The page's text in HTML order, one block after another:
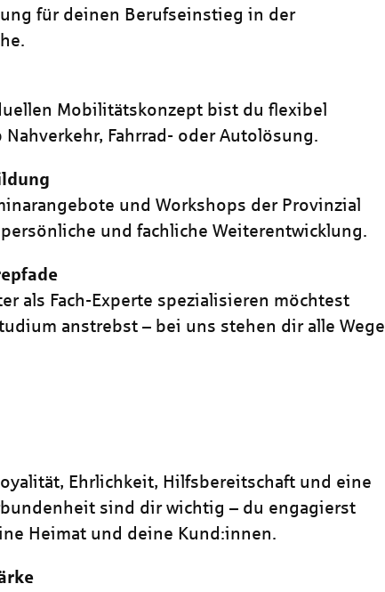
für deinen Berufseinstieg in der
Mobilitätskonzept bist du flexibel
Fahrrad- oder Autolösung.
und Workshops der Provinzial
und fachliche Weiterentwicklung.
als Fach-Experte spezialisieren möchtest
anstrebst – bei uns stehen dir alle Wege
Ehrlichkeit, Hilfsbereitschaft und eine
sind dir wichtig – du engagierst
Heimat und deine Kund:innen.